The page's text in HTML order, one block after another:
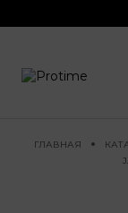
ГЛАВНАЯ